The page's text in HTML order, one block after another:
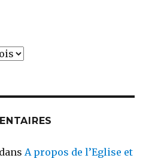
dansA propos de l’Eglise et